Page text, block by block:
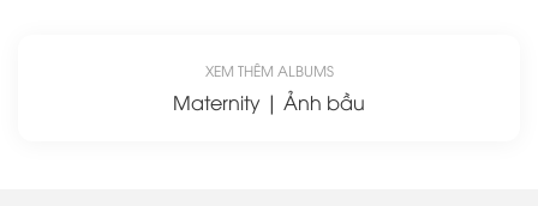
XEM THÊM ALBUMS
Maternity | Ảnh bầu